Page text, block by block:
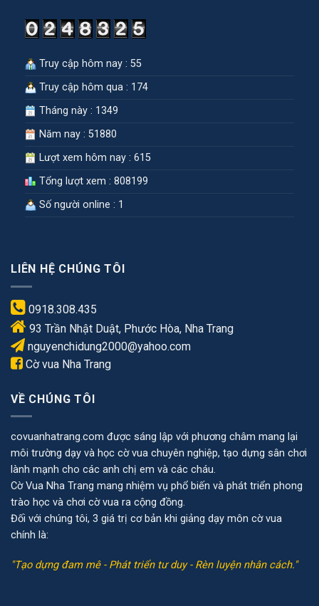
Truy cập hôm nay : 55
Truy cập hôm qua : 174
Tháng này : 1349
Năm nay : 51880
Lượt xem hôm nay : 615
Tổng lượt xem : 808199
Số người online : 1
LIÊN HỆ CHÚNG TÔI
0918.308.435
93 Trần Nhật Duật, Phước Hòa, Nha Trang
nguyenchidung2000@yahoo.com
Cờ vua Nha Trang
VỀ CHÚNG TÔI
covuanhatrang.com được sáng lập với phương châm mang lại
môi trường dạy và học cờ vua chuyên nghiệp, tạo dựng sân chơi
lành mạnh cho các anh chị em và các cháu.
Cờ Vua Nha Trang mang nhiệm vụ phổ biến và phát triển phong
trào học và chơi cờ vua ra cộng đồng.
Đối với chúng tôi, 3 giá trị cơ bản khi giảng dạy môn cờ vua
chính là:
"Tạo dựng đam mê - Phát triển tư duy - Rèn luyện nhân cách."